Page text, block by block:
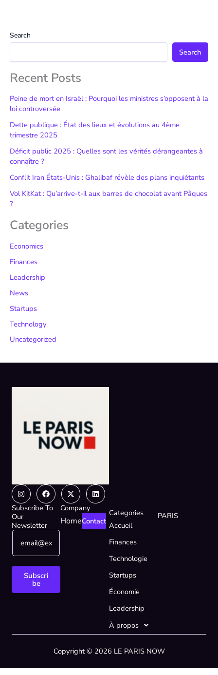
Search
Search
Recent Posts
Peine de mort en Israël : Pourquoi les ministres s’opposent à la
loi controversée
Dette publique : État des lieux et évolutions au 4ème
trimestre 2025
Déficit public 2025 : Quelles sont les vérités dérangeantes à
connaître ?
Conflit Iran États-Unis : Ghalibaf révèle des plans inquiétants
Vol KitKat : Qu’arrive-t-il aux barres de chocolat avant Pâques
?
Categories
Economics
Finances
Leadership
News
Startups
Technology
Uncategorized
InstagramFacebook
X-
twitter
Linkedin
Subscribe To
Our
Newsletter
E
a
i
m
E
l
E
a
Subscri
be
Company
HomeContact
Categories
Accueil
Finances
Technologie
Startups
Économie
Leadership
À propos
PARIS
Copyright © 2026 LE PARIS NOW